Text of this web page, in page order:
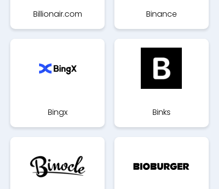
Billionair.com Binance
Bingx Binks